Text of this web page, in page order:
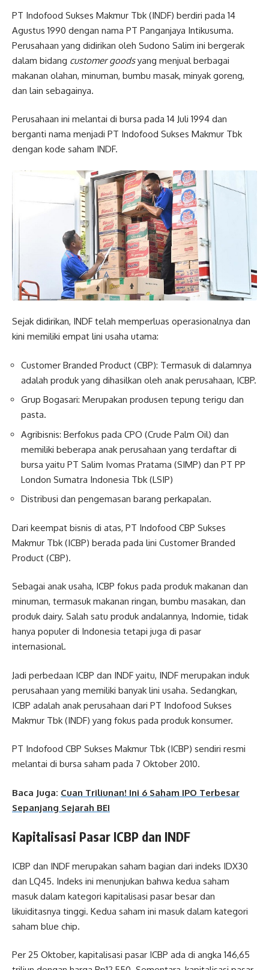
PT Indofood Sukses Makmur Tbk (INDF) berdiri pada 14
Agustus 1990 dengan nama PT Panganjaya Intikusuma.
Perusahaan yang didirikan oleh Sudono Salim ini bergerak
dalam bidang customer goodsyang menjual berbagai
makanan olahan, minuman, bumbu masak, minyak goreng,
dan lain sebagainya.
Perusahaan ini melantai di bursa pada 14 Juli 1994 dan
berganti nama menjadi PT Indofood Sukses Makmur Tbk
dengan kode saham INDF.
Sejak didirikan, INDF telah memperluas operasionalnya dan
kini memiliki empat lini usaha utama:
Customer Branded Product (CBP): Termasuk di dalamnya
adalah produk yang dihasilkan oleh anak perusahaan, ICBP.
Grup Bogasari: Merupakan produsen tepung terigu dan
pasta.
Agribisnis: Berfokus pada CPO (Crude Palm Oil) dan
memiliki beberapa anak perusahaan yang terdaftar di
bursa yaitu PT Salim Ivomas Pratama (SIMP) dan PT PP
London Sumatra Indonesia Tbk (LSIP)
Distribusi dan pengemasan barang perkapalan.
Dari keempat bisnis di atas, PT Indofood CBP Sukses
Makmur Tbk (ICBP) berada pada lini Customer Branded
Product (CBP).
Sebagai anak usaha, ICBP fokus pada produk makanan dan
minuman, termasuk makanan ringan, bumbu masakan, dan
produk dairy. Salah satu produk andalannya, Indomie, tidak
hanya populer di Indonesia tetapi juga di pasar
internasional.
Jadi perbedaan ICBP dan INDF yaitu, INDF merupakan induk
perusahaan yang memiliki banyak lini usaha. Sedangkan,
ICBP adalah anak perusahaan dari PT Indofood Sukses
Makmur Tbk (INDF) yang fokus pada produk konsumer.
PT Indofood CBP Sukses Makmur Tbk (ICBP) sendiri resmi
melantai di bursa saham pada 7 Oktober 2010.
Baca Juga: Cuan Triliunan! Ini 6 Saham IPO Terbesar
Sepanjang Sejarah BEI
Kapitalisasi Pasar ICBP dan INDF
ICBP dan INDF merupakan saham bagian dari indeks IDX30
dan LQ45. Indeks ini menunjukan bahwa kedua saham
masuk dalam kategori kapitalisasi pasar besar dan
likuiditasnya tinggi. Kedua saham ini masuk dalam kategori
saham blue chip.
Per 25 Oktober, kapitalisasi pasar ICBP ada di angka 146,65